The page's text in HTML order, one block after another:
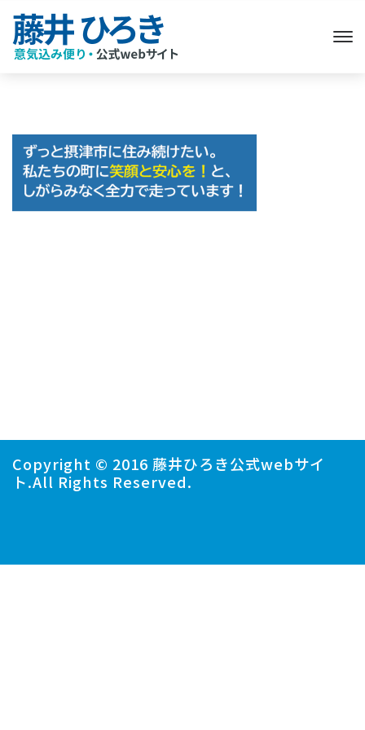
Copyright © 2016 藤井ひろき公式webサイ
ト.All Rights Reserved.